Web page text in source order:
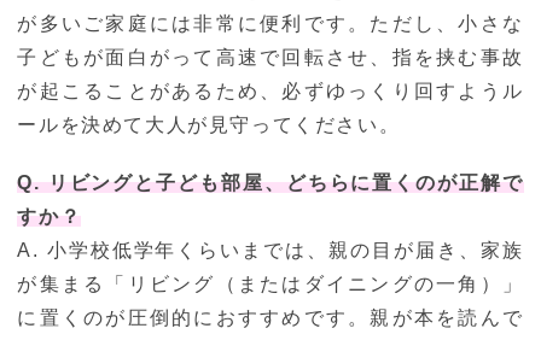
が多いご家庭には非常に便利です。ただし、小さな
子どもが面白がって高速で回転させ、指を挟む事故
が起こることがあるため、必ずゆっくり回すようル
ールを決めて大人が見守ってください。
Q. リビングと子ども部屋、どちらに置くのが正解で
すか？
A. 小学校低学年くらいまでは、親の目が届き、家族
が集まる「リビング（またはダイニングの一角）」
に置くのが圧倒的におすすめです。親が本を読んで